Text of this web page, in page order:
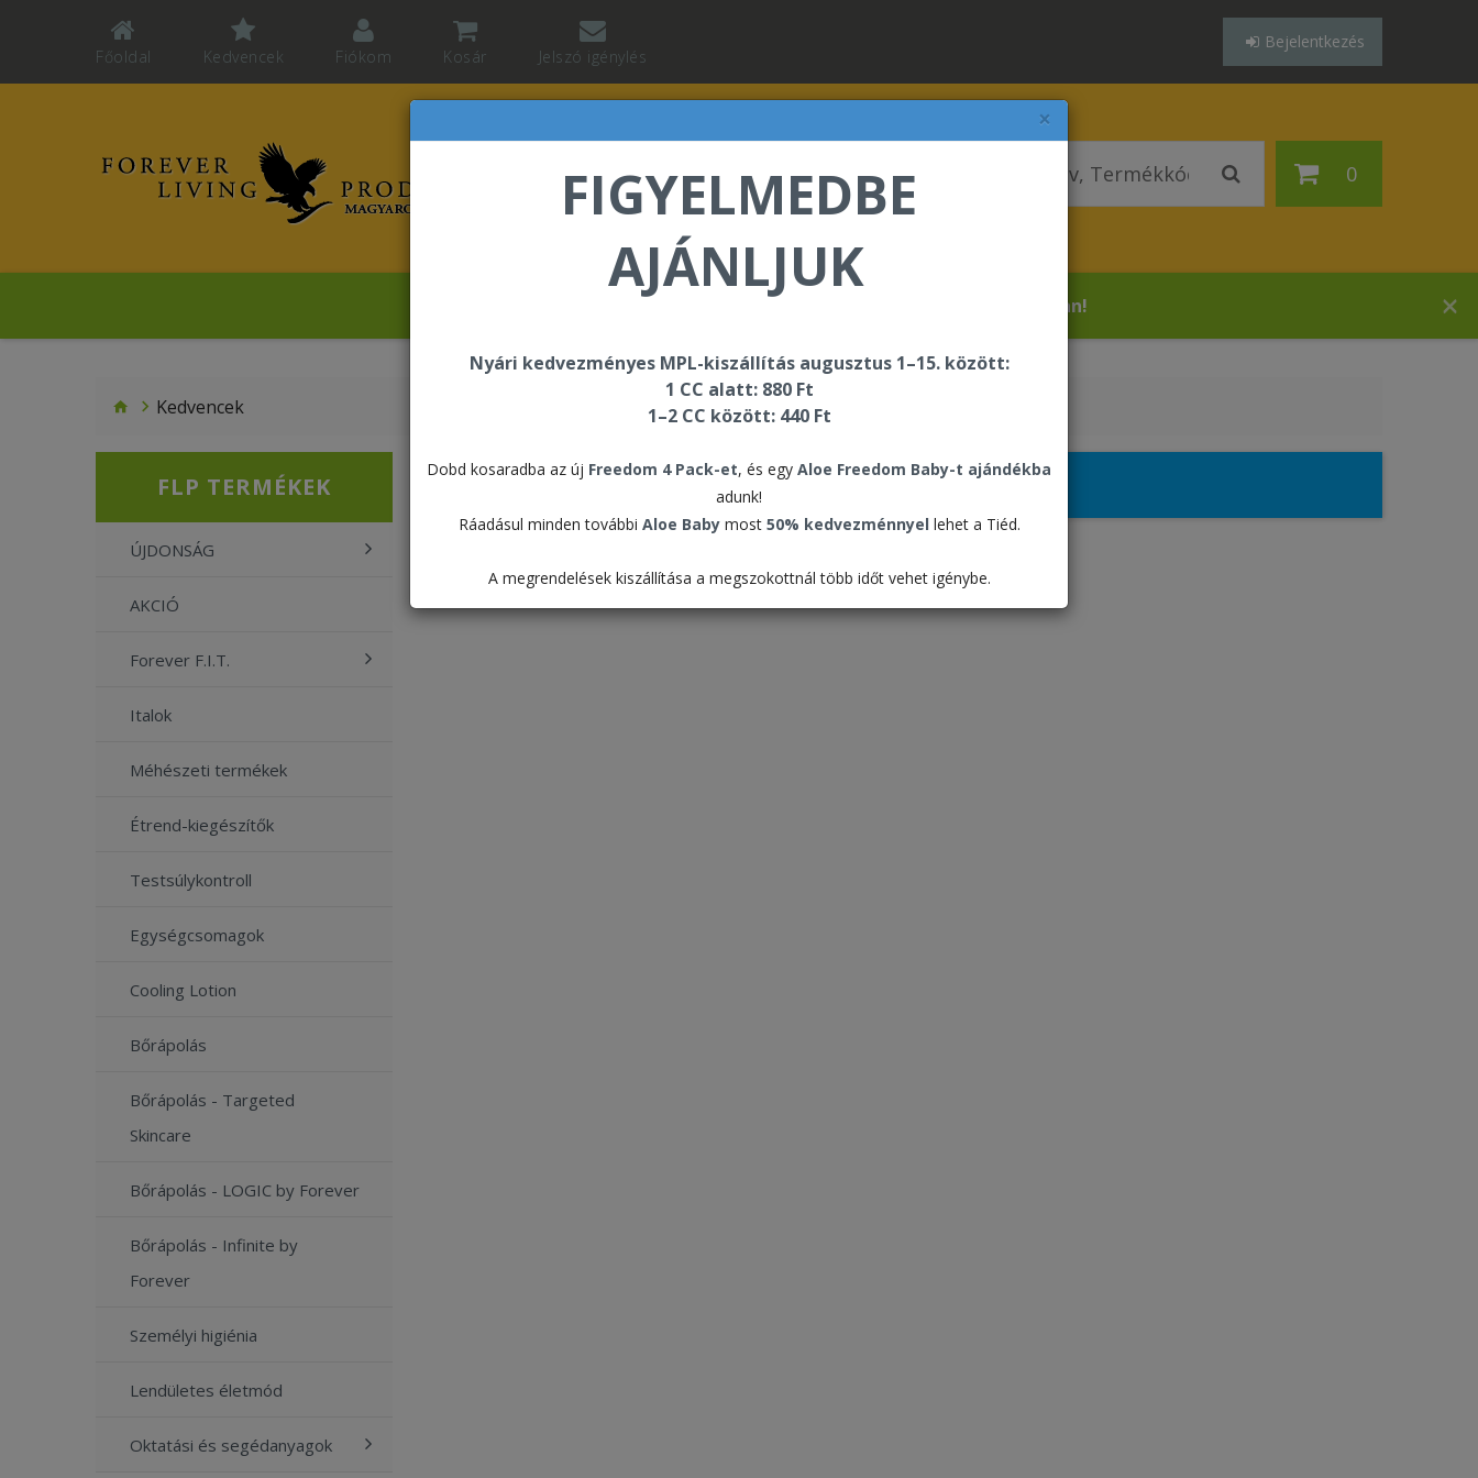
×
FIGYELMEDBE
AJÁNLJUK
Nyári kedvezményes MPL-kiszállítás augusztus 1–15. között:
1 CC alatt: 880 Ft
1–2 CC között: 440 Ft
Dobd kosaradba az új Freedom 4 Pack-et, és egy Aloe Freedom Baby-t ajándékba
adunk!
Ráadásul minden további Aloe Babymost 50% kedvezménnyel lehet a Tiéd.
A megrendelések kiszállítása a megszokottnál több időt vehet igénybe.
Főoldal Kedvencek Fiókom Kosár Jelszó igénylés
Bejelentkezés
0
Revelat Jean Baptiste üdvözli Önt a Forever Living internetes áruházában!
Kedvencek
FLP TERMÉKEK
ÚJDONSÁG
AKCIÓ
Forever F.I.T.
Italok
Méhészeti termékek
Étrend-kiegészítők
Testsúlykontroll
Egységcsomagok
Cooling Lotion
Bőrápolás
Bőrápolás - Targeted
Skincare
Bőrápolás - LOGIC by Forever
Bőrápolás - Infinite by
Forever
Személyi higiénia
Lendületes életmód
Oktatási és segédanyagok
A funkció eléréséhez be kell jelentkeznie!